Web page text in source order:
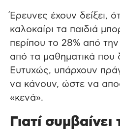
Έρευνες έχουν δείξει,
καλοκαίρι τα παιδιά
περίπου το 28% από
από τα μαθηματικά που
Ευτυχώς, υπάρχουν
να κάνουν, ώστε να
«κενά».
Γιατί